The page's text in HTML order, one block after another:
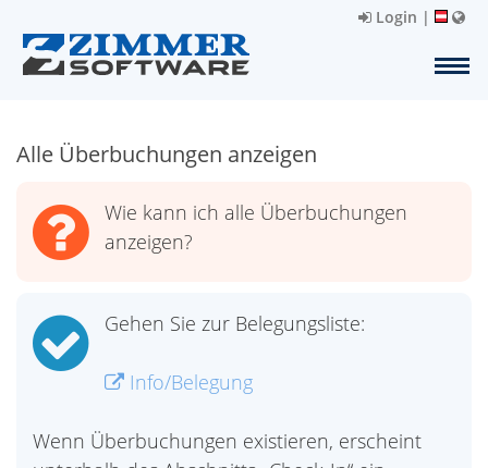
Login |
Alle Überbuchungen anzeigen
Wie kann ich alle Überbuchungen
anzeigen?
Gehen Sie zur Belegungsliste:
Info/Belegung
Wenn Überbuchungen existieren, erscheint